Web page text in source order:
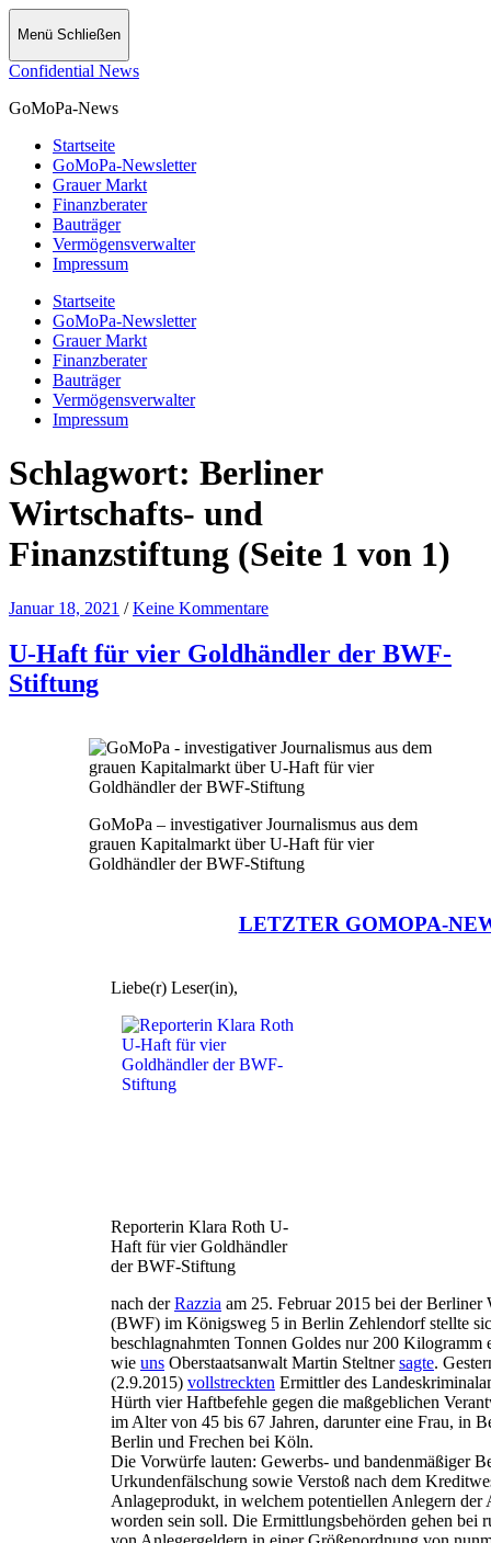
Menü Schließen
Confidential News
GoMoPa-News
Startseite
GoMoPa-Newsletter
Grauer Markt
Finanzberater
Bauträger
Vermögensverwalter
Impressum
Startseite
GoMoPa-Newsletter
Grauer Markt
Finanzberater
Bauträger
Vermögensverwalter
Impressum
Schlagwort: Berliner
Wirtschafts- und
Finanzstiftung (Seite 1 von 1)
Januar 18, 2021 / Keine Kommentare
U-Haft für vier Goldhändler der BWF-
Stiftung
GoMoPa – investigativer Journalismus aus dem
grauen Kapitalmarkt über U-Haft für vier
Goldhändler der BWF-Stiftung
LETZTER GOMOPA-
Liebe(r) Leser(in),
Reporterin Klara Roth U-
Haft für vier Goldhändler
der BWF-Stiftung
nach derRazzia am 25. Februar 2015 bei der
(BWF) im Königsweg 5 in Berlin Zehlendorf stellte
beschlagnahmten Tonnen Goldes nur 200 Kilogramm
wie uns Oberstaatsanwalt Martin Steltnersagte.
(2.9.2015) vollstreckten Ermittler des
Hürth vier Haftbefehle gegen die maßgeblichen
im Alter von 45 bis 67 Jahren, darunter eine Frau, in
Berlin und Frechen bei Köln.
Die Vorwürfe lauten: Gewerbs- und bandenmäßiger
Urkundenfälschung sowie Verstoß nach dem
Anlageprodukt, in welchem potentiellen Anlegern
worden sein soll. Die Ermittlungsbehörden gehen bei